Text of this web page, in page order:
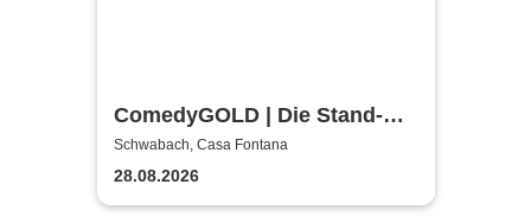
ComedyGOLD | Die Stand-Up
Show in Schwabach!
Schwabach, Casa Fontana
28.08.2026